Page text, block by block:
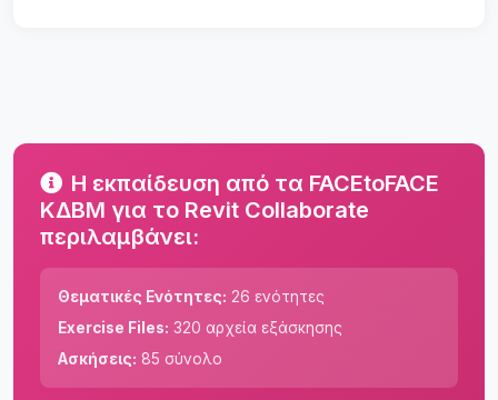
Η εκπαίδευση από τα FACEtoFACE
ΚΔΒΜ για το Revit Collaborate
περιλαμβάνει:
Θεματικές Ενότητες: 26 ενότητες
Exercise Files: 320 αρχεία εξάσκησης
Ασκήσεις: 85 σύνολο